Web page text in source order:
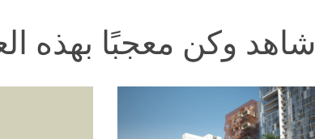
شاهد وكن معجبًا بهذه